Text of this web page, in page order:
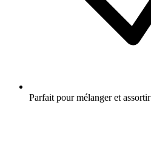
Parfait pour mélanger et assortir